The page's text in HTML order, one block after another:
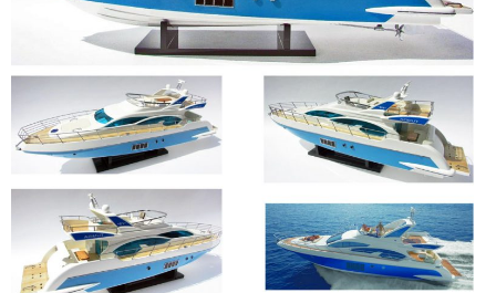
ラジコン仕様 (Boats for RC)
特商法に基づく表示 (Specified Commercial Transaction Law)
ショップ紹介 (Information of Xinchao )
お問い合わせ (Contact us for Question)
よくあるお問い合わせ (FAQ)
お便り紹介